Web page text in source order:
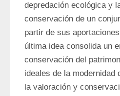
depredación ecológica y
conservación de un
partir de sus
última idea consolida un
conservación del
ideales de la modernidad
la valoración y